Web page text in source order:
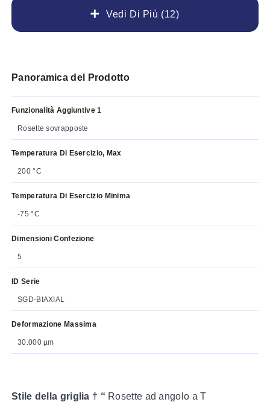
Vedi Di Più (12)
Panoramica del Prodotto
Funzionalità Aggiuntive 1
Rosette sovrapposte
Temperatura Di Esercizio, Max
200 °C
Temperatura Di Esercizio Minima
-75 °C
Dimensioni Confezione
5
ID Serie
SGD-BIAXIAL
Deformazione Massima
30.000 µm
Stile della griglia † “ Rosette ad angolo a T